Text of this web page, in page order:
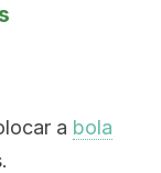
a bola